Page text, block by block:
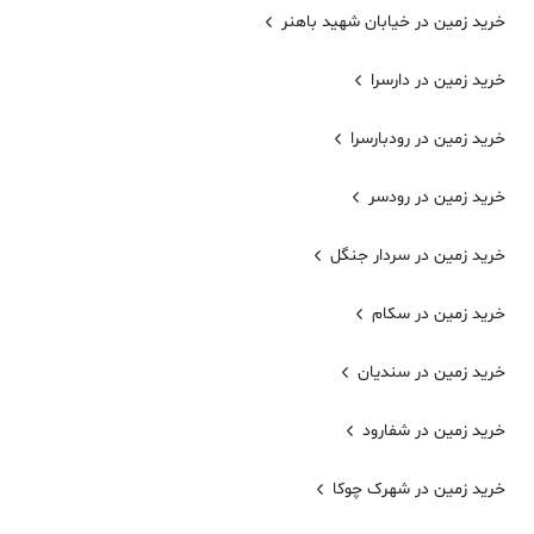
خرید زمین در خیابان شهید باهنر
خرید زمین در دارسرا
خرید زمین در رودبارسرا
خرید زمین در رودسر
خرید زمین در سردار جنگل
خرید زمین در سکام
خرید زمین در سندیان
خرید زمین در شفارود
خرید زمین در شهرک چوکا